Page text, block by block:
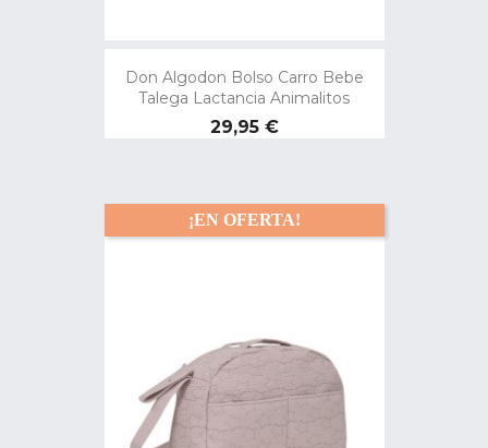
Don Algodon Bolso Carro Bebe
Talega Lactancia Animalitos
Precio
29,95 €
¡EN OFERTA!